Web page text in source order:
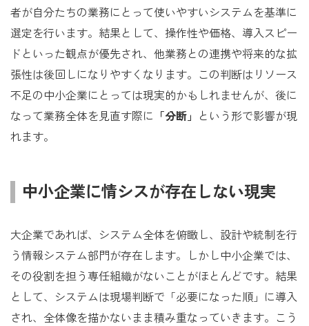
者が自分たちの業務にとって使いやすいシステムを基準に
選定を行います。結果として、操作性や価格、導入スピー
ドといった観点が優先され、他業務との連携や将来的な拡
張性は後回しになりやすくなります。この判断はリソース
不足の中小企業にとっては現実的かもしれませんが、後に
なって業務全体を見直す際に 「分断」 という形で影響が現
れます。
中小企業に情シスが存在しない現実
大企業であれば、システム全体を俯瞰し、設計や統制を行
う情報システム部門が存在します。しかし中小企業では、
その役割を担う専任組織がないことがほとんどです。結果
として、システムは現場判断で「必要になった順」に導入
され、全体像を描かないまま積み重なっていきます。こう